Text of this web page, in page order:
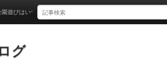
グ
からできるのか？